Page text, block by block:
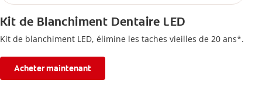
Kit de Blanchiment Dentaire LED
Kit de blanchiment LED, élimine les taches vieilles de 20 ans*.
Acheter maintenant